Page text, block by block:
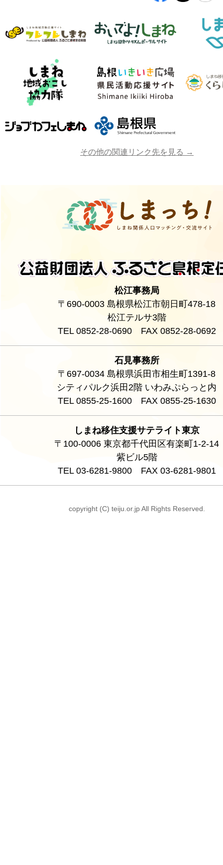
その他の関連リンク先を見る →
松江事務局
〒690-0003 島根県松江市朝日町478-18
松江テルサ3階
TEL 0852-28-0690 FAX 0852-28-0692
石見事務所
〒697-0034 島根県浜田市相生町1391-8
シティパルク浜田2階 いわみぷらっと内
TEL 0855-25-1600 FAX 0855-25-1630
しまね移住支援サテライト東京
〒100-0006 東京都千代田区有楽町1-2-14
紫ビル5階
TEL 03-6281-9800 FAX 03-6281-9801
copyright (C) teiju.or.jp All Rights Reserved.